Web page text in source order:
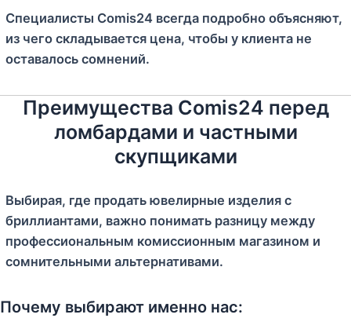
Специалисты Comis24 всегда подробно объясняют,
из чего складывается цена, чтобы у клиента не
оставалось сомнений.
Преимущества Comis24 перед
ломбардами и частными
скупщиками
Выбирая, где продать ювелирные изделия с
бриллиантами, важно понимать разницу между
профессиональным комиссионным магазином и
сомнительными альтернативами.
Почему выбирают именно нас: